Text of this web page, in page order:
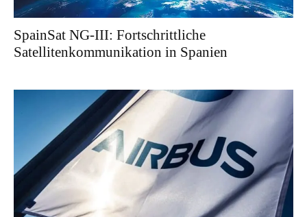
SpainSat NG-III: Fortschrittliche
Satellitenkommunikation in Spanien